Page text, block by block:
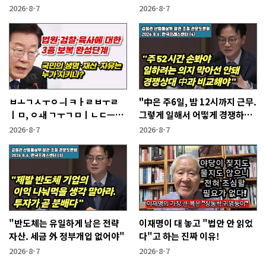
2026-8-7 2026-8-7
ㅂㅗㄱㅅㅜㅇㅢ ㅋㅏㄹㅂㅜㄹ
ㅣㅁ, ㅇㅙ ㄱㅜㄱㅁㅣㄴㄷㅡㄹ
ㅇㅣ ㄷㅏㅇㅎㅐㅇㅑ ㅎㅏㄴㅏ?
2026-8-7
"中은 주6일, 밤 12시까지 근무.
그렇게 일해서 어떻게 경쟁하냐
반문하더라"
2026-8-7
"반도체는 유일하게 남은 전략
자산. 세금 外 정부개입 없어야"
2026-8-7
이재명이 대 놓고 "법안 안 읽었
다"고 하는 진짜 이유!
2026-8-7